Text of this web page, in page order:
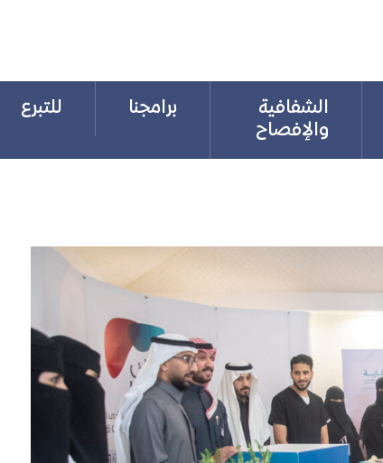
الشفافية
والإفصاح
برامجنا للتبرع